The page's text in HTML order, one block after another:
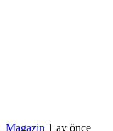
Magazin 1 ay önce